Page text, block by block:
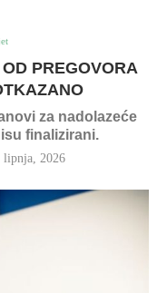
PREGOVORA
za nadolazeće
finalizirani.
lipnja, 2026